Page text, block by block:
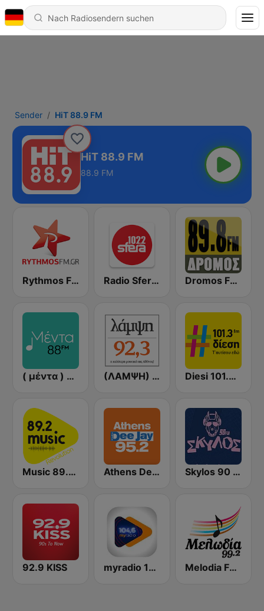
Sender HiT 88.9 FM
HiT 88.9 FM
88.9 FM
Rythmos FM - Ρυθμος 94.9 Radio Sfera 102.2 FM Dromos FM - ΔΡΟΜΟΣ 89.8
( μέντα ) Menta 88 FM (ΛΑΜΨΗ) Lampsi 92.3 FM Diesi 101.3 FM
Music 89.2 FM Athens Deejay FM Skylos 90 FM
92.9 KISS myradio 104.6 FM Melodia FM (Μελωδία 99.2)